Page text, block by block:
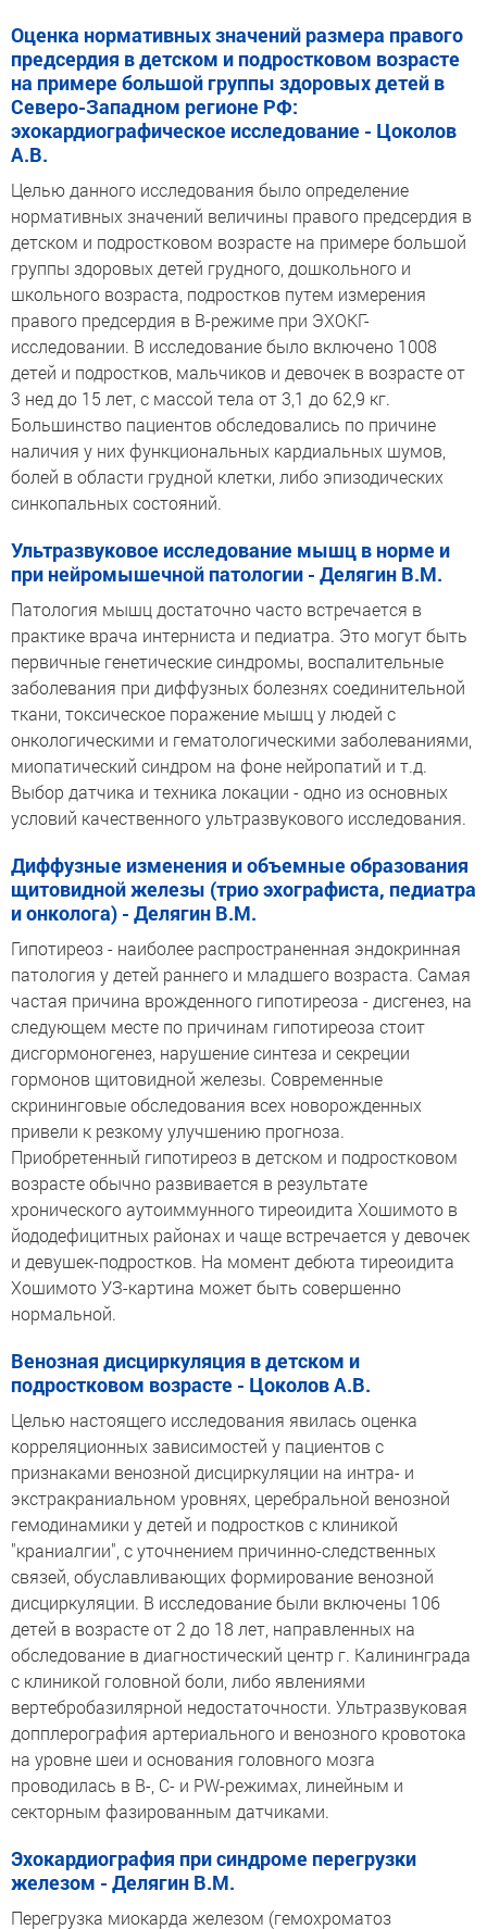
Оценка нормативных значений размера правого
предсердия в детском и подростковом возрасте
на примере большой группы здоровых детей в
Северо-Западном регионе РФ:
эхокардиографическое исследование - Цоколов
А.В.
Целью данного исследования было определение
нормативных значений величины правого предсердия в
детском и подростковом возрасте на примере большой
группы здоровых детей грудного, дошкольного и
школьного возраста, подростков путем измерения
правого предсердия в В-режиме при ЭХОКГ-
исследовании. В исследование было включено 1008
детей и подростков, мальчиков и девочек в возрасте от
3 нед до 15 лет, с массой тела от 3,1 до 62,9 кг.
Большинство пациентов обследовались по причине
наличия у них функциональных кардиальных шумов,
болей в области грудной клетки, либо эпизодических
синкопальных состояний.
Ультразвуковое исследование мышц в норме и
при нейромышечной патологии - Делягин В.М.
Патология мышц достаточно часто встречается в
практике врача интерниста и педиатра. Это могут быть
первичные генетические синдромы, воспалительные
заболевания при диффузных болезнях соединительной
ткани, токсическое поражение мышц у людей с
онкологическими и гематологическими заболеваниями,
миопатический синдром на фоне нейропатий и т.д.
Выбор датчика и техника локации - одно из основных
условий качественного ультразвукового исследования.
Диффузные изменения и объемные образования
щитовидной железы (трио эхографиста, педиатра
и онколога) - Делягин В.М.
Гипотиреоз - наиболее распространенная эндокринная
патология у детей раннего и младшего возраста. Самая
частая причина врожденного гипотиреоза - дисгенез, на
следующем месте по причинам гипотиреоза стоит
дисгормоногенез, нарушение синтеза и секреции
гормонов щитовидной железы. Современные
скрининговые обследования всех новорожденных
привели к резкому улучшению прогноза.
Приобретенный гипотиреоз в детском и подростковом
возрасте обычно развивается в результате
хронического аутоиммунного тиреоидита Хошимото в
йододефицитных районах и чаще встречается у девочек
и девушек-подростков. На момент дебюта тиреоидита
Хошимото УЗ-картина может быть совершенно
нормальной.
Венозная дисциркуляция в детском и
подростковом возрасте - Цоколов А.В.
Целью настоящего исследования явилась оценка
корреляционных зависимостей у пациентов с
признаками венозной дисциркуляции на интра- и
экстракраниальном уровнях, церебральной венозной
гемодинамики у детей и подростков с клиникой
"краниалгии", с уточнением причинно-следственных
связей, обуславливающих формирование венозной
дисциркуляции. В исследование были включены 106
детей в возрасте от 2 до 18 лет, направленных на
обследование в диагностический центр г. Калининграда
с клиникой головной боли, либо явлениями
вертебробазилярной недостаточности. Ультразвуковая
допплерография артериального и венозного кровотока
на уровне шеи и основания головного мозга
проводилась в В-, С- и PW-режимах, линейным и
секторным фазированным датчиками.
Эхокардиография при синдроме перегрузки
железом - Делягин В.М.
Перегрузка миокарда железом (гемохроматоз